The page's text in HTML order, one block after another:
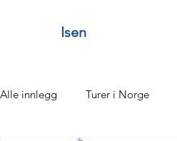
Isen
Alle innlegg Turer i Norge